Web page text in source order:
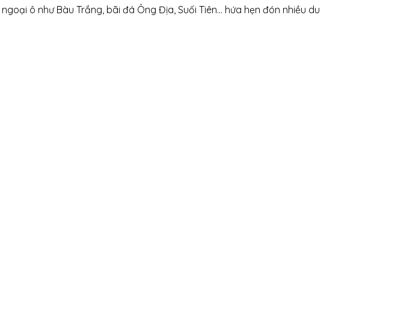
ô như Bàu Trắng, bãi đá Ông Địa, Suối Tiên… hứa hẹn đón nhiều du